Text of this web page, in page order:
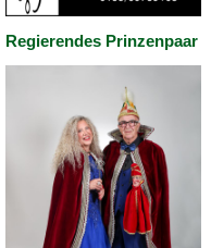
Regierendes Prinzenpaar